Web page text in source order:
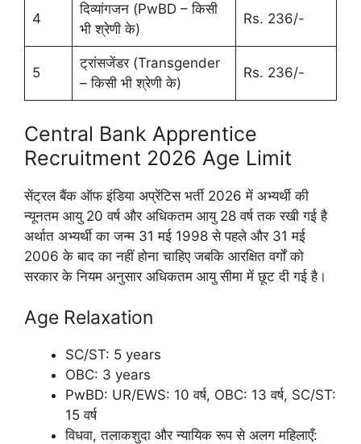
4
दिव्यांगजन (PwBD – किसी
भी श्रेणी के)
Rs. 236/-
5
ट्रांसजेंडर (Transgender
– किसी भी श्रेणी के)
Rs. 236/-
Central Bank Apprentice
Recruitment 2026 Age Limit
सेंट्रल बैंक ऑफ इंडिया अप्रेंटिस भर्ती 2026 में अभ्यर्थी की
न्यूनतम आयु 20 वर्ष और अधिकतम आयु 28 वर्ष तक रखी गई है
अर्थात अभ्यर्थी का जन्म 31 मई 1998 से पहले और 31 मई
2006 के बाद का नहीं होना चाहिए जबकि आरक्षित वर्गों को
सरकार के नियम अनुसार अधिकतम आयु सीमा में छूट दी गई है।
Age Relaxation
SC/ST: 5 years
OBC: 3 years
PwBD: UR/EWS: 10 वर्ष, OBC: 13 वर्ष, SC/ST:
15 वर्ष
विधवा, तलाकशुदा और न्यायिक रूप से अलग महिलाएँ: